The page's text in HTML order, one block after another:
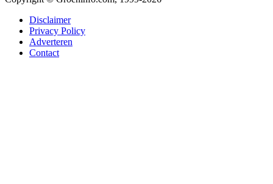
Disclaimer
Privacy Policy
Adverteren
Contact